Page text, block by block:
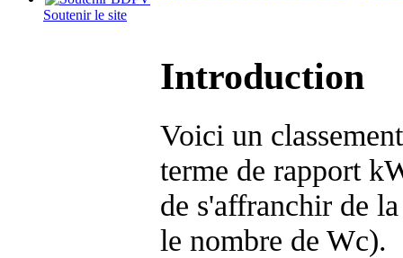
Soutenir le site
Introduction
Voici un
terme de rapport
de s'affranchir de
le nombre de Wc).